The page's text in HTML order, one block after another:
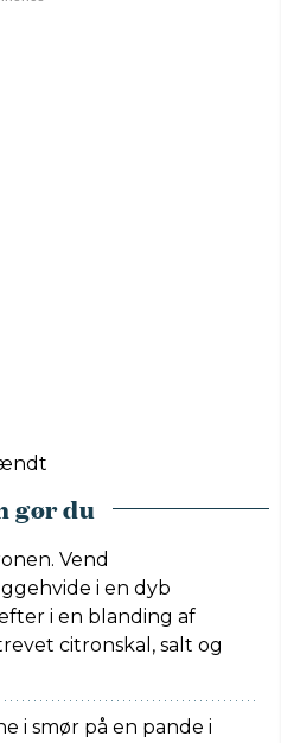
gør du
Vend
i en dyb
i en blanding af
citronskal, salt og
i smør på en pande i